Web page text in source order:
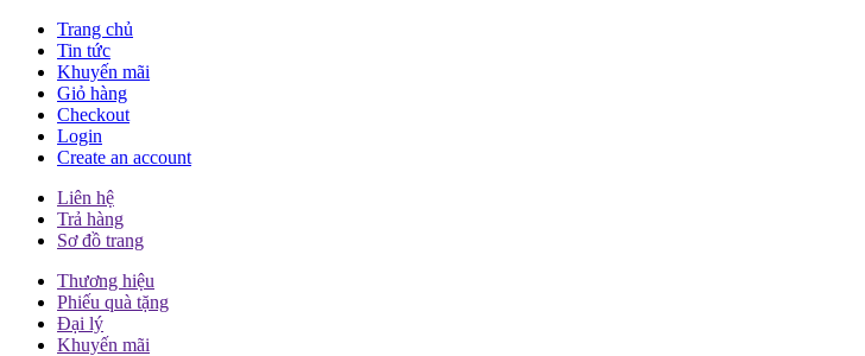
Trang chủ
Tin tức
Khuyến mãi
Giỏ hàng
Checkout
Login
Create an account
Liên hệ
Trả hàng
Sơ đồ trang
Thương hiệu
Phiếu quà tặng
Đại lý
Khuyến mãi